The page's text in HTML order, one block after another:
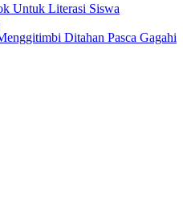
Untuk Literasi Siswa
Ditahan Pasca Gagahi